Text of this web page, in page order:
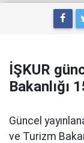
İŞKUR
Bakanlığı
Güncel
ve Turizm